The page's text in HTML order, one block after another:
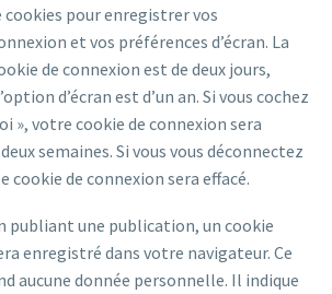
pour enregistrer vos
et vos préférences d’écran. La
de connexion est de deux jours,
d’écran est d’un an. Si vous cochez
», votre cookie de connexion sera
semaines. Si vous vous déconnectez
cookie de connexion sera effacé.
publiant une publication, un cookie
enregistré dans votre navigateur. Ce
aucune donnée personnelle. Il indique